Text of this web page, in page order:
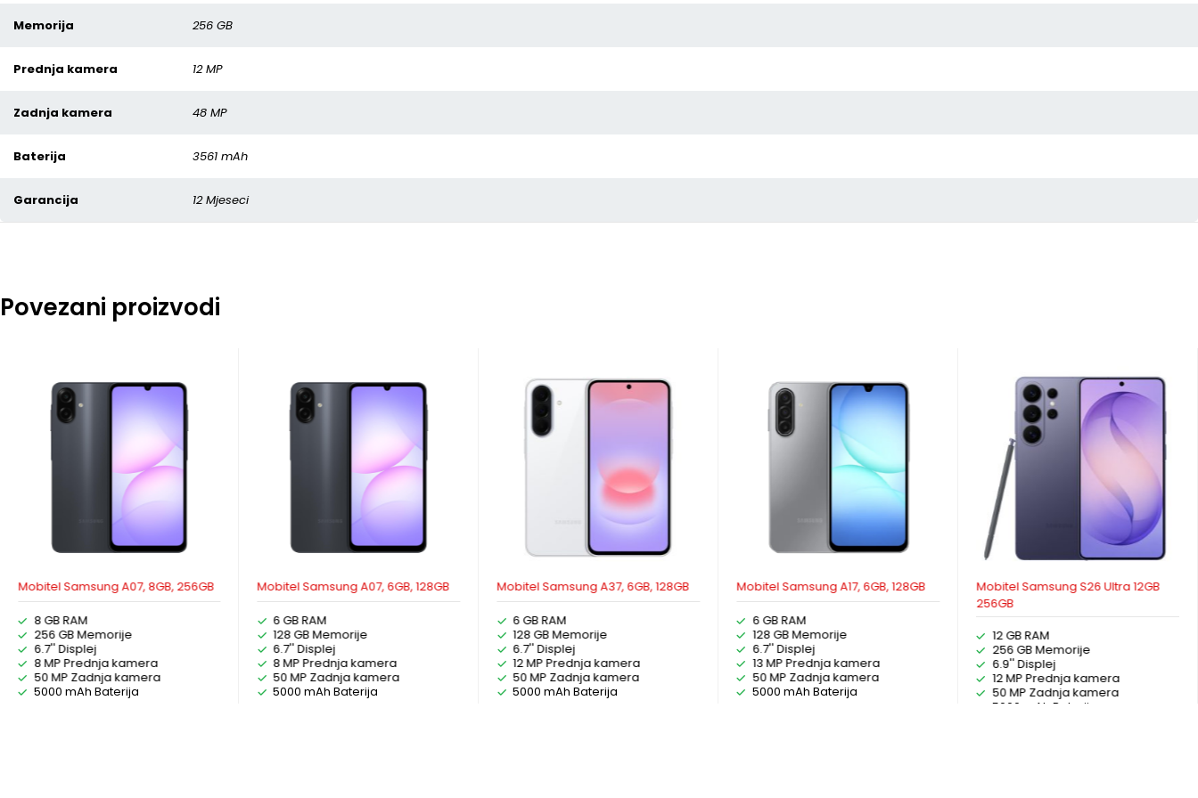
Memorija 256 GB
Prednja kamera 12 MP
Zadnja kamera 48 MP
Baterija 3561 mAh
Garancija 12 Mjeseci
Povezani proizvodi
Mobitel Samsung A07, 8GB, 256GB
8 GB RAM
256 GB Memorije
6.7'' Displej
8 MP Prednja kamera
50 MP Zadnja kamera
5000 mAh Baterija
Mobitel Samsung A07, 6GB, 128GB
6 GB RAM
128 GB Memorije
6.7'' Displej
8 MP Prednja kamera
50 MP Zadnja kamera
5000 mAh Baterija
Mobitel Samsung A37, 6GB, 128GB
6 GB RAM
128 GB Memorije
6.7'' Displej
12 MP Prednja kamera
50 MP Zadnja kamera
5000 mAh Baterija
Mobitel Samsung A17, 6GB, 128GB
6 GB RAM
128 GB Memorije
6.7'' Displej
13 MP Prednja kamera
50 MP Zadnja kamera
5000 mAh Baterija
Mobitel Samsung S26 Ultra 12GB
256GB
12 GB RAM
256 GB Memorije
6.9'' Displej
12 MP Prednja kamera
50 MP Zadnja kamera
5000 mAh Baterija